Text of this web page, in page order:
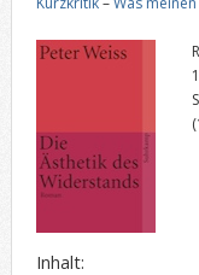
Inhalt: